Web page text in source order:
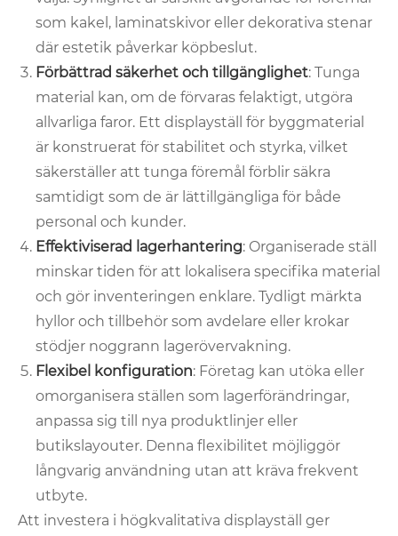
som kakel, laminatskivor eller dekorativa stenar
där estetik påverkar köpbeslut.
Förbättrad säkerhet och tillgänglighet: Tunga
material kan, om de förvaras felaktigt, utgöra
allvarliga faror. Ett displayställ för byggmaterial
är konstruerat för stabilitet och styrka, vilket
säkerställer att tunga föremål förblir säkra
samtidigt som de är lättillgängliga för både
personal och kunder.
Effektiviserad lagerhantering: Organiserade ställ
minskar tiden för att lokalisera specifika material
och gör inventeringen enklare. Tydligt märkta
hyllor och tillbehör som avdelare eller krokar
stödjer noggrann lagerövervakning.
Flexibel konfiguration: Företag kan utöka eller
omorganisera ställen som lagerförändringar,
anpassa sig till nya produktlinjer eller
butikslayouter. Denna flexibilitet möjliggör
långvarig användning utan att kräva frekvent
utbyte.
Att investera i högkvalitativa displayställ ger